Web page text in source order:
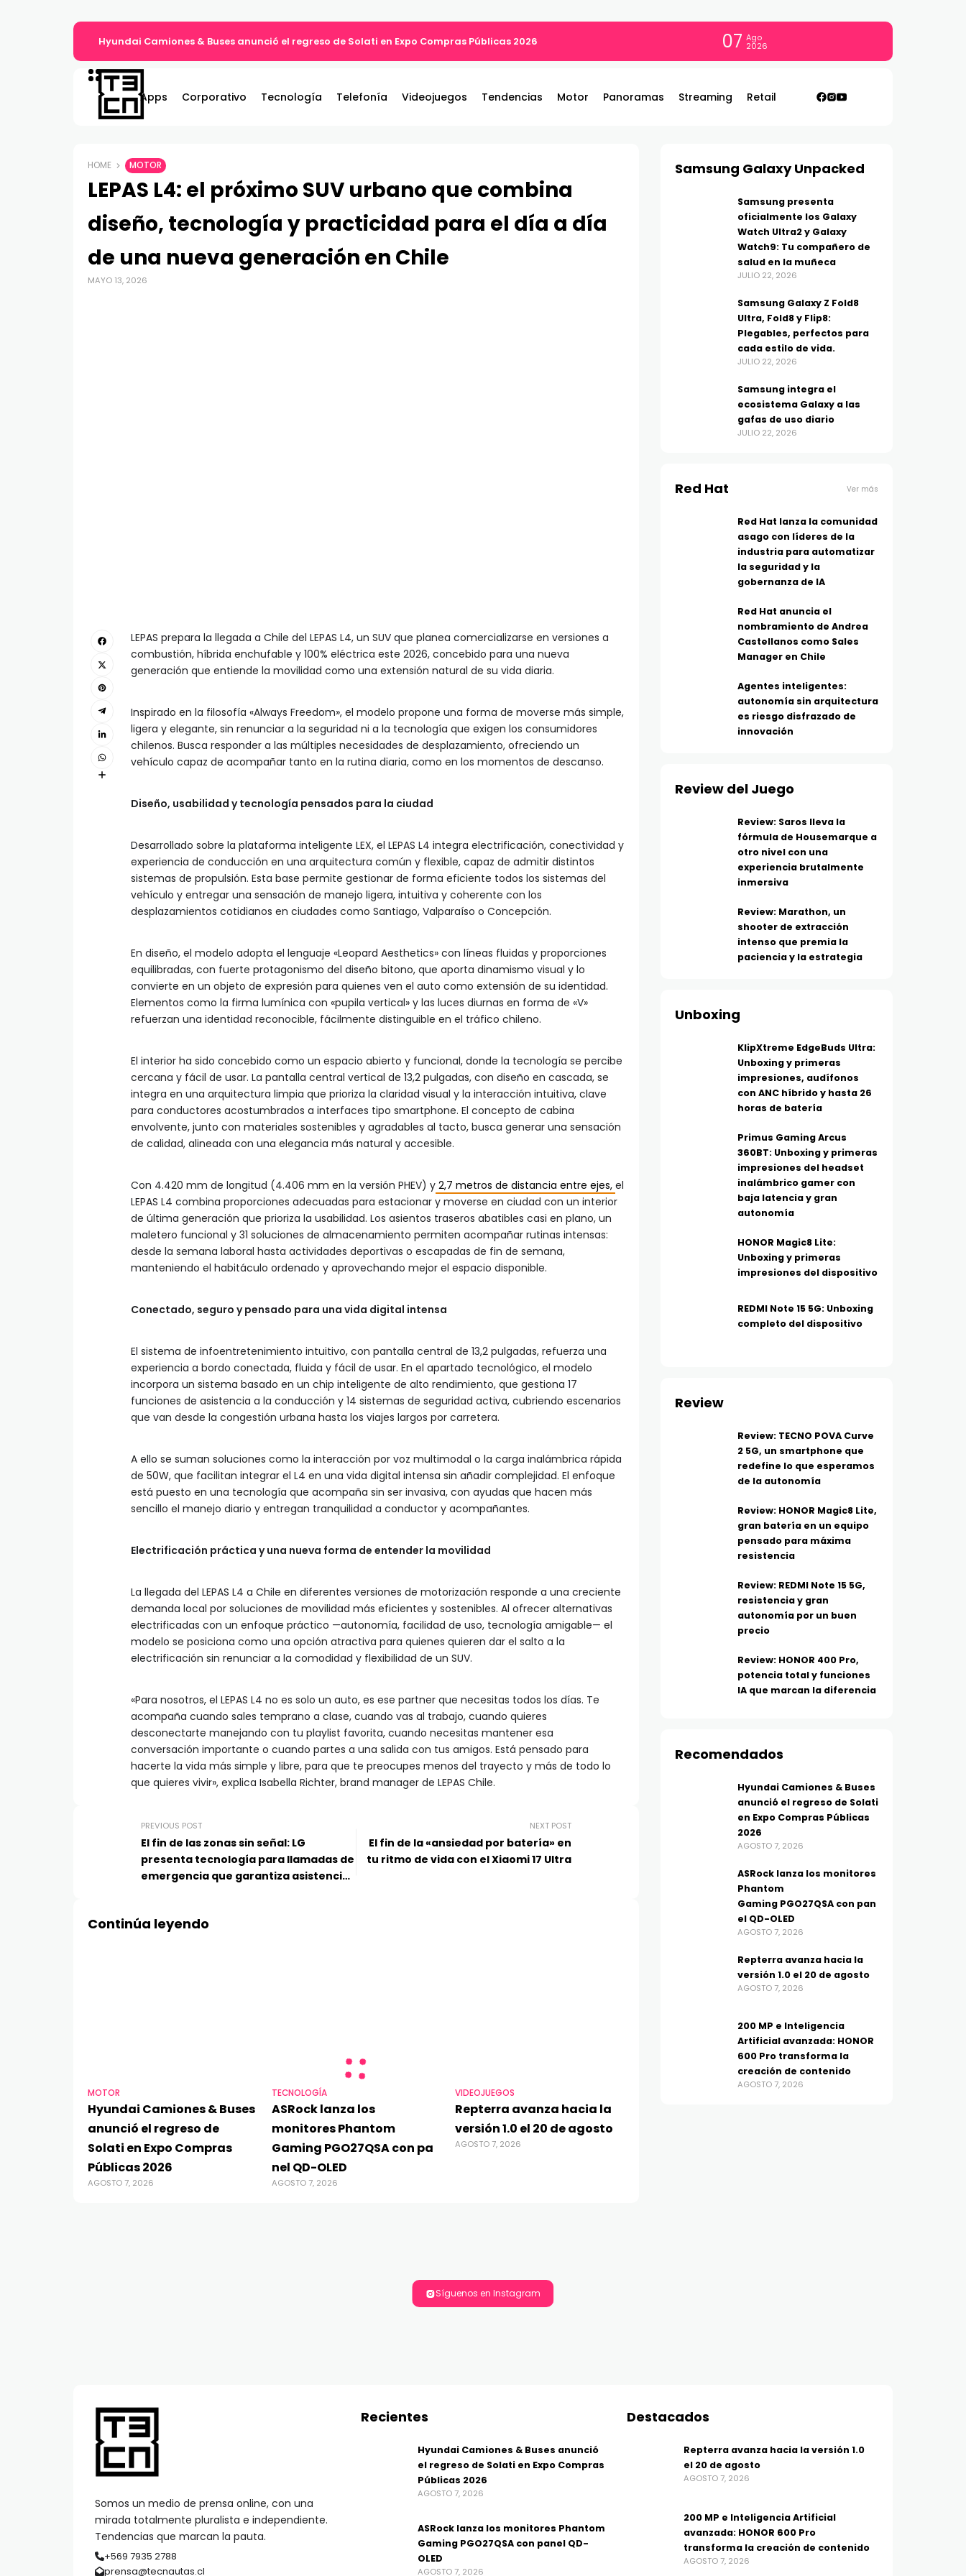
Hyundai Camiones & Buses anunció el regreso de Solati en Expo Compras Públicas 2026 07 Ago
2026
Apps Corporativo Tecnología Telefonía Videojuegos Tendencias Motor Panoramas Streaming Retail
HOME MOTOR
LEPAS L4: el próximo SUV urbano que combina
diseño, tecnología y practicidad para el día a día
de una nueva generación en Chile
MAYO 13, 2026
LEPAS prepara la llegada a Chile del LEPAS L4, un SUV que planea comercializarse en versiones a
combustión, híbrida enchufable y 100% eléctrica este 2026, concebido para una nueva
generación que entiende la movilidad como una extensión natural de su vida diaria.
Inspirado en la filosofía «Always Freedom», el modelo propone una forma de moverse más simple,
ligera y elegante, sin renunciar a la seguridad ni a la tecnología que exigen los consumidores
chilenos. Busca responder a las múltiples necesidades de desplazamiento, ofreciendo un
vehículo capaz de acompañar tanto en la rutina diaria, como en los momentos de descanso.
Diseño, usabilidad y tecnología pensados para la ciudad
Desarrollado sobre la plataforma inteligente LEX, el LEPAS L4 integra electrificación, conectividad y
experiencia de conducción en una arquitectura común y flexible, capaz de admitir distintos
sistemas de propulsión. Esta base permite gestionar de forma eficiente todos los sistemas del
vehículo y entregar una sensación de manejo ligera, intuitiva y coherente con los
desplazamientos cotidianos en ciudades como Santiago, Valparaíso o Concepción.
En diseño, el modelo adopta el lenguaje «Leopard Aesthetics» con líneas fluidas y proporciones
equilibradas, con fuerte protagonismo del diseño bitono, que aporta dinamismo visual y lo
convierte en un objeto de expresión para quienes ven el auto como extensión de su identidad.
Elementos como la firma lumínica con «pupila vertical» y las luces diurnas en forma de «V»
refuerzan una identidad reconocible, fácilmente distinguible en el tráfico chileno.
El interior ha sido concebido como un espacio abierto y funcional, donde la tecnología se percibe
cercana y fácil de usar. La pantalla central vertical de 13,2 pulgadas, con diseño en cascada, se
integra en una arquitectura limpia que prioriza la claridad visual y la interacción intuitiva, clave
para conductores acostumbrados a interfaces tipo smartphone. El concepto de cabina
envolvente, junto con materiales sostenibles y agradables al tacto, busca generar una sensación
de calidad, alineada con una elegancia más natural y accesible.
Con 4.420 mm de longitud (4.406 mm en la versión PHEV) y 2,7 metros de distancia entre ejes, el
LEPAS L4 combina proporciones adecuadas para estacionar y moverse en ciudad con un interior
de última generación que prioriza la usabilidad. Los asientos traseros abatibles casi en plano, un
maletero funcional y 31 soluciones de almacenamiento permiten acompañar rutinas intensas:
desde la semana laboral hasta actividades deportivas o escapadas de fin de semana,
manteniendo el habitáculo ordenado y aprovechando mejor el espacio disponible.
Conectado, seguro y pensado para una vida digital intensa
El sistema de infoentretenimiento intuitivo, con pantalla central de 13,2 pulgadas, refuerza una
experiencia a bordo conectada, fluida y fácil de usar. En el apartado tecnológico, el modelo
incorpora un sistema basado en un chip inteligente de alto rendimiento, que gestiona 17
funciones de asistencia a la conducción y 14 sistemas de seguridad activa, cubriendo escenarios
que van desde la congestión urbana hasta los viajes largos por carretera.
A ello se suman soluciones como la interacción por voz multimodal o la carga inalámbrica rápida
de 50W, que facilitan integrar el L4 en una vida digital intensa sin añadir complejidad. El enfoque
está puesto en una tecnología que acompaña sin ser invasiva, con ayudas que hacen más
sencillo el manejo diario y entregan tranquilidad a conductor y acompañantes.
Electrificación práctica y una nueva forma de entender la movilidad
La llegada del LEPAS L4 a Chile en diferentes versiones de motorización responde a una creciente
demanda local por soluciones de movilidad más eficientes y sostenibles. Al ofrecer alternativas
electrificadas con un enfoque práctico —autonomía, facilidad de uso, tecnología amigable— el
modelo se posiciona como una opción atractiva para quienes quieren dar el salto a la
electrificación sin renunciar a la comodidad y flexibilidad de un SUV.
«Para nosotros, el LEPAS L4 no es solo un auto, es ese partner que necesitas todos los días. Te
acompaña cuando sales temprano a clase, cuando vas al trabajo, cuando quieres
desconectarte manejando con tu playlist favorita, cuando necesitas mantener esa
conversación importante o cuando partes a una salida con tus amigos. Está pensado para
hacerte la vida más simple y libre, para que te preocupes menos del trayecto y más de todo lo
que quieres vivir», explica Isabella Richter, brand manager de LEPAS Chile.
PREVIOUS POST
El fin de las zonas sin señal: LG
presenta tecnología para llamadas de
emergencia que garantiza asistencia
NEXT POST
El fin de la «ansiedad por batería» en
tu ritmo de vida con el Xiaomi 17 Ultra
Continúa leyendo
MOTOR
Hyundai Camiones & Buses
anunció el regreso de
Solati en Expo Compras
Públicas 2026
AGOSTO 7, 2026
TECNOLOGÍA
ASRock lanza los
monitores Phantom
Gaming PGO27QSA con pa
nel QD-OLED
AGOSTO 7, 2026
VIDEOJUEGOS
Repterra avanza hacia la
versión 1.0 el 20 de agosto
AGOSTO 7, 2026
Samsung Galaxy Unpacked
Samsung presenta
oficialmente los Galaxy
Watch Ultra2 y Galaxy
Watch9: Tu compañero de
salud en la muñeca
JULIO 22, 2026
Samsung Galaxy Z Fold8
Ultra, Fold8 y Flip8:
Plegables, perfectos para
cada estilo de vida.
JULIO 22, 2026
Samsung integra el
ecosistema Galaxy a las
gafas de uso diario
JULIO 22, 2026
Red Hat Ver más
Red Hat lanza la comunidad
asago con líderes de la
industria para automatizar
la seguridad y la
gobernanza de IA
Red Hat anuncia el
nombramiento de Andrea
Castellanos como Sales
Manager en Chile
Agentes inteligentes:
autonomía sin arquitectura
es riesgo disfrazado de
innovación
Review del Juego
Review: Saros lleva la
fórmula de Housemarque a
otro nivel con una
experiencia brutalmente
inmersiva
Review: Marathon, un
shooter de extracción
intenso que premia la
paciencia y la estrategia
Unboxing
KlipXtreme EdgeBuds Ultra:
Unboxing y primeras
impresiones, audífonos
con ANC híbrido y hasta 26
horas de batería
Primus Gaming Arcus
360BT: Unboxing y primeras
impresiones del headset
inalámbrico gamer con
baja latencia y gran
autonomía
HONOR Magic8 Lite:
Unboxing y primeras
impresiones del dispositivo
REDMI Note 15 5G: Unboxing
completo del dispositivo
Review
Review: TECNO POVA Curve
2 5G, un smartphone que
redefine lo que esperamos
de la autonomía
Review: HONOR Magic8 Lite,
gran batería en un equipo
pensado para máxima
resistencia
Review: REDMI Note 15 5G,
resistencia y gran
autonomía por un buen
precio
Review: HONOR 400 Pro,
potencia total y funciones
IA que marcan la diferencia
Recomendados
Hyundai Camiones & Buses
anunció el regreso de Solati
en Expo Compras Públicas
2026
AGOSTO 7, 2026
ASRock lanza los monitores
Phantom
Gaming PGO27QSA con pan
el QD-OLED
AGOSTO 7, 2026
Repterra avanza hacia la
versión 1.0 el 20 de agosto
AGOSTO 7, 2026
200 MP e Inteligencia
Artificial avanzada: HONOR
600 Pro transforma la
creación de contenido
AGOSTO 7, 2026
Síguenos en Instagram
Somos un medio de prensa online, con una
mirada totalmente pluralista e independiente.
Tendencias que marcan la pauta.
+569 7935 2788
prensa@tecnautas.cl
Recientes
Hyundai Camiones & Buses anunció
el regreso de Solati en Expo Compras
Públicas 2026
AGOSTO 7, 2026
ASRock lanza los monitores Phantom
Gaming PGO27QSA con panel QD-
OLED
AGOSTO 7, 2026
Destacados
Repterra avanza hacia la versión 1.0
el 20 de agosto
AGOSTO 7, 2026
200 MP e Inteligencia Artificial
avanzada: HONOR 600 Pro
transforma la creación de contenido
AGOSTO 7, 2026